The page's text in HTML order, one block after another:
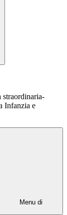
straordinaria-
Infanzia e
Menu di